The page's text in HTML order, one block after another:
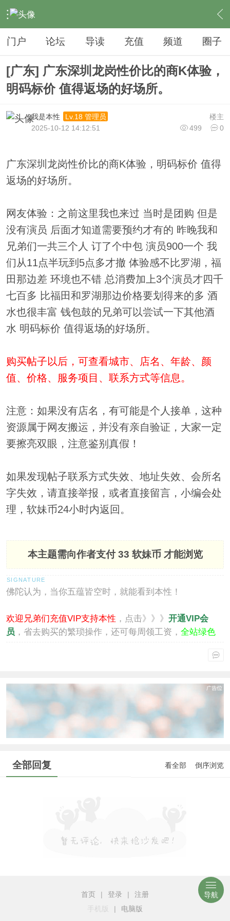
› 夜生活 › KTV › 内容
门户 论坛 导读 充值 频道 圈子
[广东] 广东深圳龙岗性价比的商K体验，
明码标价 值得返场的好场所。
楼主
我是本性
Lv.18 管理员
499
0
2025-10-12 14:12:51
广东深圳龙岗性价比的商K体验，明码标价 值得
返场的好场所。
网友体验：之前这里我也来过 当时是团购 但是
没有演员 后面才知道需要预约才有的 昨晚我和
兄弟们一共三个人 订了个中包 演员900一个 我
们从11点半玩到5点多才撤 体验感不比罗湖，福
田那边差 环境也不错 总消费加上3个演员才四千
七百多 比福田和罗湖那边价格要划得来的多 酒
水也很丰富 钱包鼓的兄弟可以尝试一下其他酒
水 明码标价 值得返场的好场所。
购买帖子以后，可查看城市、店名、年龄、颜
值、价格、服务项目、联系方式等信息。
注意：如果没有店名，有可能是个人接单，这种
资源属于网友搬运，并没有亲自验证，大家一定
要擦亮双眼，注意鉴别真假！
如果发现帖子联系方式失效、地址失效、会所名
字失效，请直接举报，或者直接留言，小编会处
理，软妹币24小时内返回。
本主题需向作者支付33 软妹币 才能浏览
佛陀认为，当你五蕴皆空时，就能看到本性！
欢迎兄弟们充值VIP支持本性 ，点击》》》 开通VIP会
员 ，省去购买的繁琐操作，还可每周领工资， 全站绿色
全部回复 看全部 倒序浏览
首页 | 登录 |
注册
手机版
| 电脑版
导航